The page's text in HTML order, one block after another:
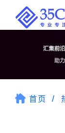
首页